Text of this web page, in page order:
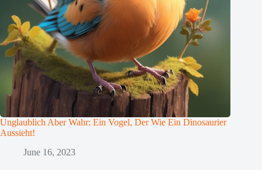
Unglaublich Aber Wahr: Ein Vogel, Der Wie Ein Dinosaurier
Aussieht!
June 16, 2023